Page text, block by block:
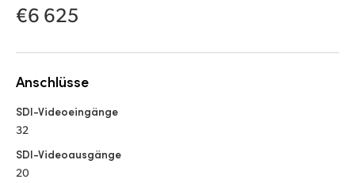
€6 625
Anschlüsse
SDI-Videoeingänge
32
SDI-Videoausgänge
20